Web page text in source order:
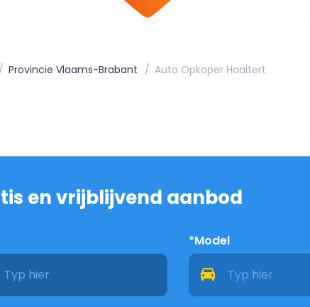
Provincie Vlaams-Brabant Auto Opkoper Haaltert
en vrijblijvend aanbod
*Model